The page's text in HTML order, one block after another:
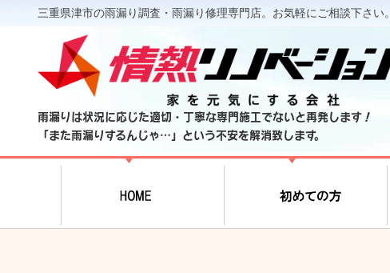
三重県津市の雨漏り調査・雨漏り修理専門店。お気軽にご相談下さい。
雨漏りは状況に応じた適切・丁寧な専門施工でないと再発します！
「また雨漏りするんじゃ…」という不安を解消致します。